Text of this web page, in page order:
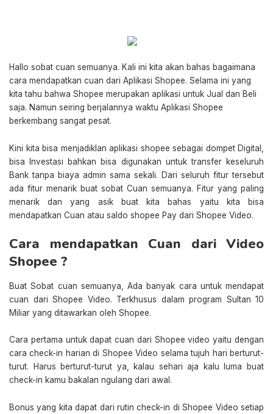
Hallo sobat cuan semuanya. Kali ini kita akan bahas bagaimana
cara mendapatkan cuan dari Aplikasi Shopee. Selama ini yang
kita tahu bahwa Shopee merupakan aplikasi untuk Jual dan Beli
saja. Namun seiring berjalannya waktu Aplikasi Shopee
berkembang sangat pesat.
Kini kita bisa menjadiklan aplikasi shopee sebagai dompet Digital,
bisa Investasi bahkan bisa digunakan untuk transfer keseluruh
Bank tanpa biaya admin sama sekali. Dari seluruh fitur tersebut
ada fitur menarik buat sobat Cuan semuanya. Fitur yang paling
menarik dan yang asik buat kita bahas yaitu kita bisa
mendapatkan Cuan atau saldo shopee Pay dari Shopee Video.
Cara mendapatkan Cuan dari Video
Shopee ?
Buat Sobat cuan semuanya, Ada banyak cara untuk mendapat
cuan dari Shopee Video. Terkhusus dalam program Sultan 10
Miliar yang ditawarkan oleh Shopee.
Cara pertama untuk dapat cuan dari Shopee video yaitu dengan
cara check-in harian di Shopee Video selama tujuh hari berturut-
turut. Harus berturut-turut ya, kalau sehari aja kalu luma buat
check-in kamu bakalan ngulang dari awal.
Bonus yang kita dapat dari rutin check-in di Shopee Video setiap